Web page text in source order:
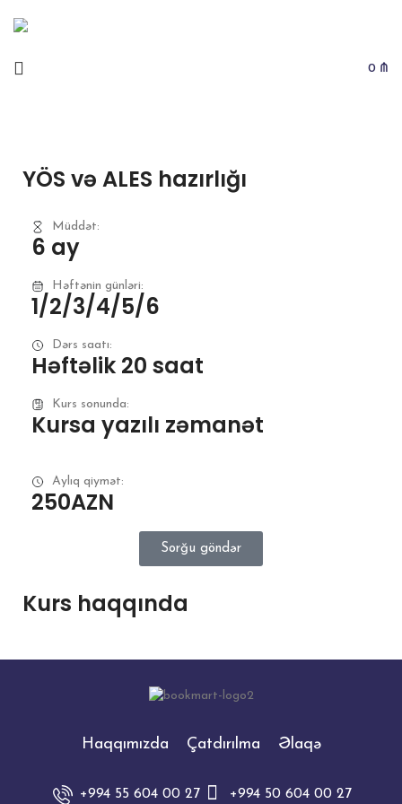
0 ₼
YÖS və ALES hazırlığı
Müddət:
6 ay
Həftənin günləri:
1/2/3/4/5/6
Dərs saatı:
Həftəlik 20 saat
Kurs sonunda:
Kursa yazılı zəmanət
Aylıq qiymət:
250AZN
Sorğu göndər
Kurs haqqında
Haqqımızda Çatdırılma Əlaqə
+994 55 604 00 27 +994 50 604 00 27